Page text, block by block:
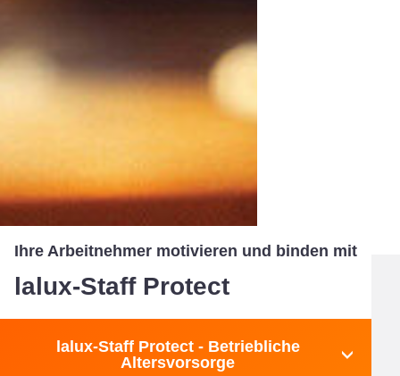
Ihre Arbeitnehmer motivieren und binden mit
lalux-Staff Protect
lalux-Staff Protect - Betriebliche
Altersvorsorge